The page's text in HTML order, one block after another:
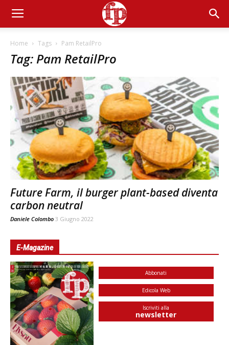
Home Tags Pam RetailPro
Tag: Pam RetailPro
Future Farm, il burger plant-based diventa
carbon neutral
Daniele Colombo 3 Giugno 2022
E-Magazine
Abbonati
Edicola Web
Iscriviti alla
newsletter